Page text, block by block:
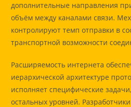
дополнительные направления
объём между каналами связи.
контролируют темп отправки в
транспортной возможности
Расширяемость интернета
иерархической архитектуре
исполняет специфические
остальных уровней.